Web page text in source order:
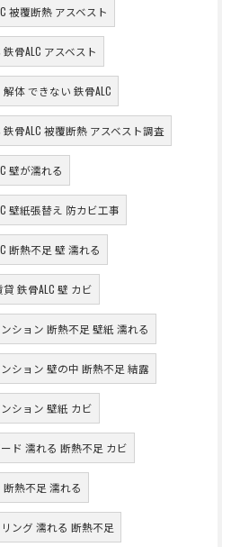
被覆断熱 アスベスト
骨ALC アスベスト
体 できない 鉄骨ALC
鉄骨ALC 被覆断熱 アスベスト調査
壁が濡れる
壁紙張替え 防カビ工事
断熱不足 壁 濡れる
鉄骨ALC 壁 カビ
ション 断熱不足 壁紙 濡れる
ション 壁の中 断熱不足 結露
ション 壁紙 カビ
ド 濡れる 断熱不足 カビ
断熱不足 濡れる
ング 濡れる 断熱不足